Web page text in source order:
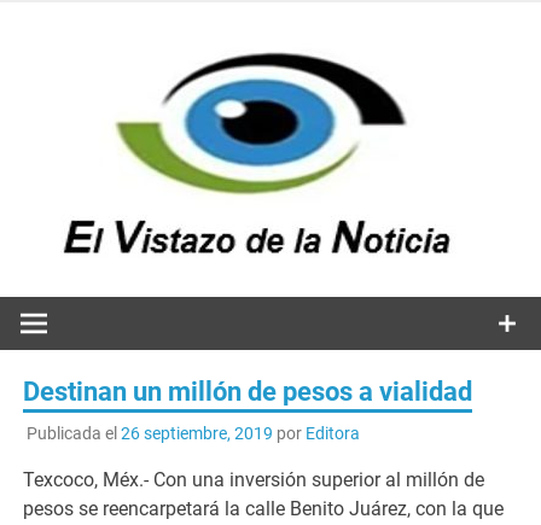
Destinan un millón de pesos a vialidad
Publicada el 26 septiembre, 2019 por Editora
Texcoco, Méx.- Con una inversión superior al millón de
pesos se reencarpetará la calle Benito Juárez, con la que